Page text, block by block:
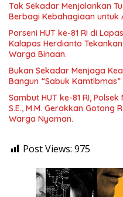
Tak Sekadar Menjalankan
Berbagi Kebahagiaan untuk
Porseni HUT ke-81 RI di
Kalapas Herdianto
Warga Binaan.
Bukan Sekadar Menjaga
Bangun “Sabuk
Sambut HUT ke-81 RI,
S.E., M.M. Gerakkan Gotong
Warga Nyaman.
Post Views: 975